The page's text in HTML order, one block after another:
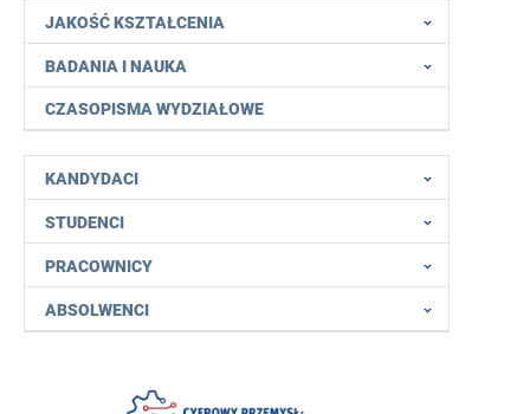
JAKOŚĆ KSZTAŁCENIA
BADANIA I NAUKA
CZASOPISMA WYDZIAŁOWE
KANDYDACI
STUDENCI
PRACOWNICY
ABSOLWENCI